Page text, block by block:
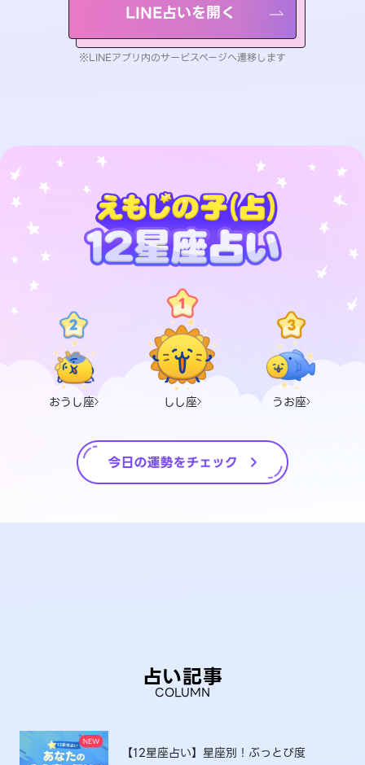
LINE占いを開く
※LINEアプリ内のサービスページへ遷移します
おうし座 しし座 うお座
占い記事
COLUMN
【12星座占い】星座別！ぶっとび度